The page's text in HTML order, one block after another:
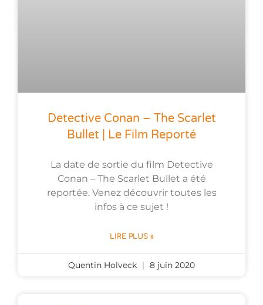
Detective Conan – The Scarlet
Bullet | Le Film Reporté
La date de sortie du film Detective
Conan – The Scarlet Bullet a été
reportée. Venez découvrir toutes les
infos à ce sujet !
LIRE PLUS »
Quentin Holveck 8 juin 2020